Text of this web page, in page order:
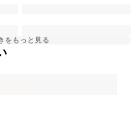
をもっと見る